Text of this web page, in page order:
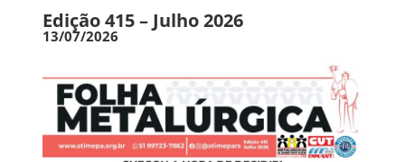
Edição 415 – Julho 2026
13/07/2026